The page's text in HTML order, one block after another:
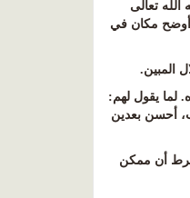
تعالى
أوضح مكان في
المبين.
لما يقول لهم:
أحسن بعدين
أن ممكن